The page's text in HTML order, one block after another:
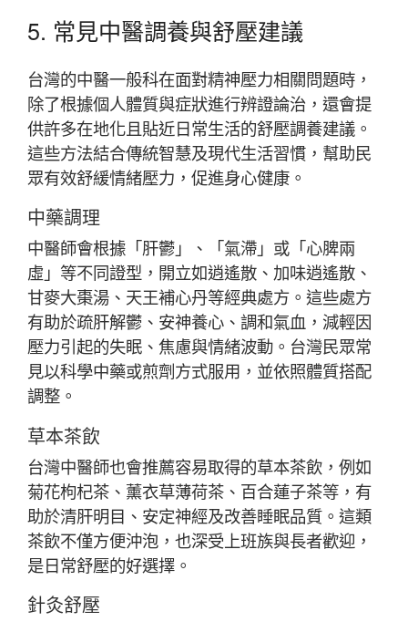
5. 常見中醫調養與舒壓建議
台灣的中醫一般科在面對精神壓力相關問題時，
除了根據個人體質與症狀進行辨證論治，還會提
供許多在地化且貼近日常生活的舒壓調養建議。
這些方法結合傳統智慧及現代生活習慣，幫助民
眾有效舒緩情緒壓力，促進身心健康。
中藥調理
中醫師會根據「肝鬱」、「氣滯」或「心脾兩
虛」等不同證型，開立如逍遙散、加味逍遙散、
甘麥大棗湯、天王補心丹等經典處方。這些處方
有助於疏肝解鬱、安神養心、調和氣血，減輕因
壓力引起的失眠、焦慮與情緒波動。台灣民眾常
見以科學中藥或煎劑方式服用，並依照體質搭配
調整。
草本茶飲
台灣中醫師也會推薦容易取得的草本茶飲，例如
菊花枸杞茶、薰衣草薄荷茶、百合蓮子茶等，有
助於清肝明目、安定神經及改善睡眠品質。這類
茶飲不僅方便沖泡，也深受上班族與長者歡迎，
是日常舒壓的好選擇。
針灸舒壓